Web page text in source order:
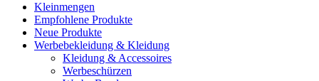
Kleinmengen
Empfohlene Produkte
Neue Produkte
Werbebekleidung & Kleidung
Kleidung & Accessoires
Werbeschürzen